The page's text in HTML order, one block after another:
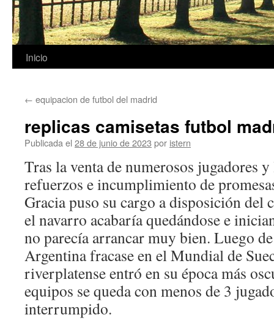
Saltar
contenido
Inicio
← equipacion de futbol del madrid
replicas camisetas futbol
Publicada el 28 de junio de 2023 por istern
Tras la venta de numerosos jugadores
refuerzos e incumplimiento de
Gracia puso su cargo a disposición del
el navarro acabaría quedándose e
no parecía arrancar muy bien. Luego
Argentina fracase en el Mundial de
riverplatense entró en su época más
equipos se queda con menos de 3
interrumpido.